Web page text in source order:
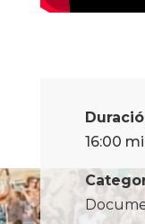
16:00